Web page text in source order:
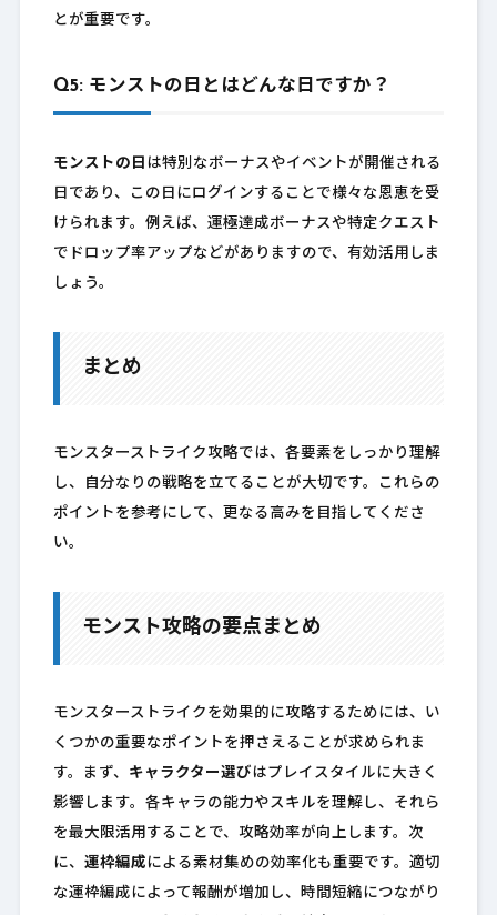
とが重要です。
Q5: モンストの日とはどんな日ですか？
モンストの日 は特別なボーナスやイベントが開催される
日であり、この日にログインすることで様々な恩恵を受
けられます。例えば、運極達成ボーナスや特定クエスト
でドロップ率アップなどがありますので、有効活用しま
しょう。
まとめ
モンスターストライク攻略では、各要素をしっかり理解
し、自分なりの戦略を立てることが大切です。これらの
ポイントを参考にして、更なる高みを目指してくださ
い。
モンスト攻略の要点まとめ
モンスターストライクを効果的に攻略するためには、い
くつかの重要なポイントを押さえることが求められま
す。まず、 キャラクター選びはプレイスタイルに大きく
影響します。各キャラの能力やスキルを理解し、それら
を最大限活用することで、攻略効率が向上します。次
に、 運枠編成による素材集めの効率化も重要です。適切
な運枠編成によって報酬が増加し、時間短縮につながり